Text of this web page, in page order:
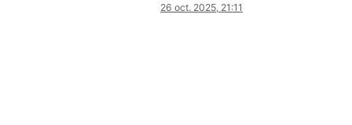
26 oct. 2025, 21:11